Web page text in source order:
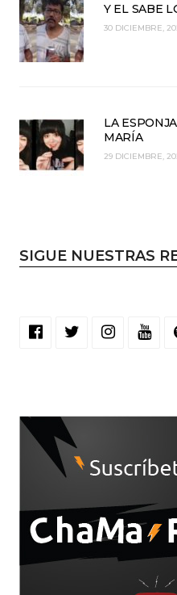
Y EL SABE
30 DICIEMBRE,
LA
MARÍA
29 DICIEMBRE,
SIGUE NUESTRAS